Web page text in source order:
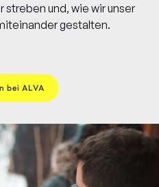
streben und, wie wir unser
gestalten.
bei ALVA